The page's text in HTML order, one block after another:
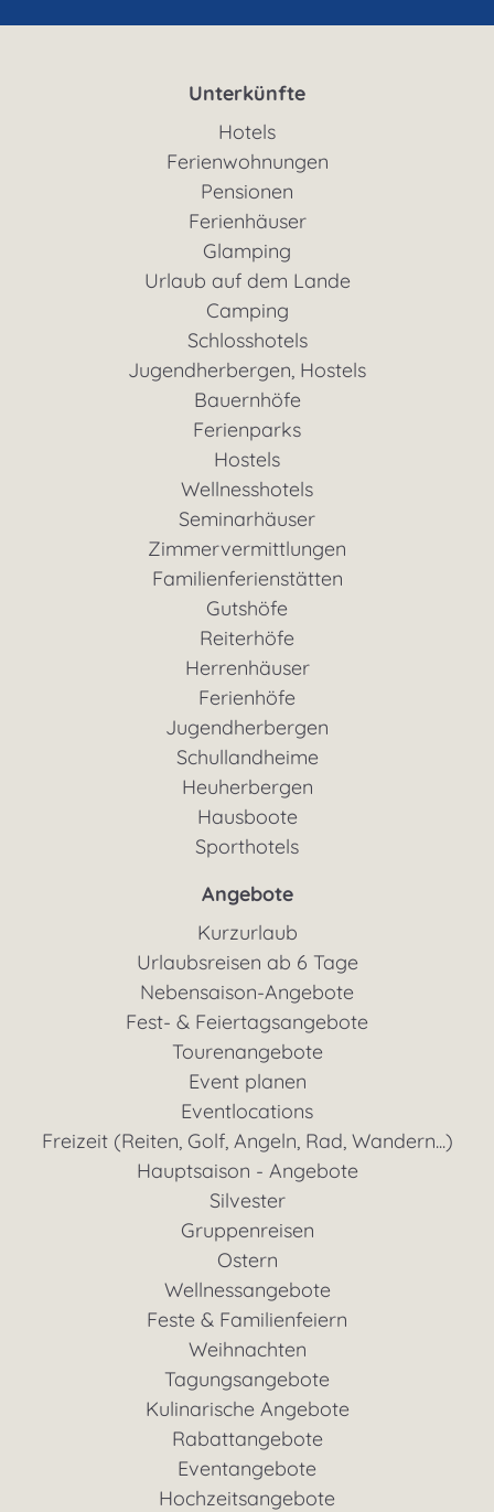
Unterkünfte
Hotels
Ferienwohnungen
Pensionen
Ferienhäuser
Glamping
Urlaub auf dem Lande
Camping
Schlosshotels
Jugendherbergen, Hostels
Bauernhöfe
Ferienparks
Hostels
Wellnesshotels
Seminarhäuser
Zimmervermittlungen
Familienferienstätten
Gutshöfe
Reiterhöfe
Herrenhäuser
Ferienhöfe
Jugendherbergen
Schullandheime
Heuherbergen
Hausboote
Sporthotels
Angebote
Kurzurlaub
Urlaubsreisen ab 6 Tage
Nebensaison-Angebote
Fest- & Feiertagsangebote
Tourenangebote
Event planen
Eventlocations
Freizeit (Reiten, Golf, Angeln, Rad, Wandern...)
Hauptsaison - Angebote
Silvester
Gruppenreisen
Ostern
Wellnessangebote
Feste & Familienfeiern
Weihnachten
Tagungsangebote
Kulinarische Angebote
Rabattangebote
Eventangebote
Hochzeitsangebote